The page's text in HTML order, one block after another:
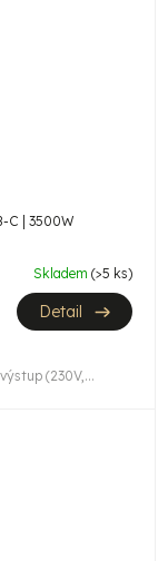
C | 3500W
Skladem (>5 ks)
Detail
(230V,...